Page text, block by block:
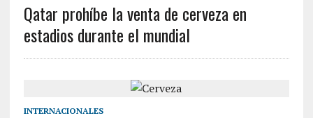
Qatar prohíbe la venta de cerveza en
estadios durante el mundial
INTERNACIONALES